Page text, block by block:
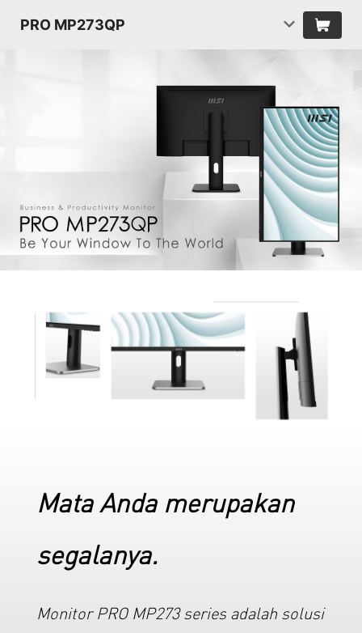
PRO MP273QP
Mata Anda merupakan
segalanya.
Monitor PRO MP273 series adalah solusi